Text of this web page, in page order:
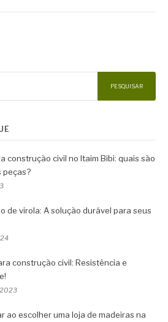
PESQUISAR
construção civil no Itaim Bibi: quais são
peças?
de virola: A solução durável para seus
construção civil: Resistência e
ao escolher uma loja de madeiras na